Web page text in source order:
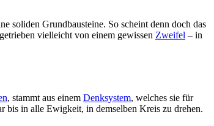
soliden Grundbausteine. So scheint denn doch das
vielleicht von einem gewissen Zweifel – in
, stammt aus einem Denksystem, welches sie für
bis in alle Ewigkeit, in demselben Kreis zu drehen.